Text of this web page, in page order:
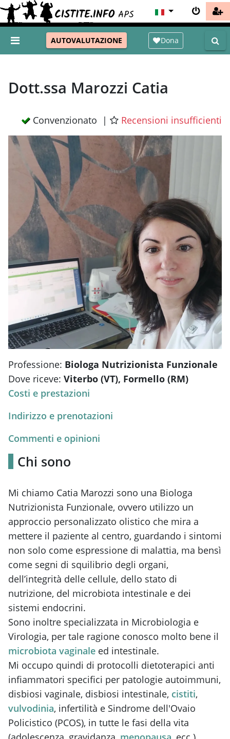
AUTOVALUTAZIONE Dona
Dott.ssa Marozzi Catia
Convenzionato | Recensioni insufficienti
Professione: Biologa Nutrizionista Funzionale
Dove riceve: Viterbo (VT), Formello (RM)
Costi e prestazioni
Indirizzo e prenotazioni
Commenti e opinioni
Chi sono
Mi chiamo Catia Marozzi sono una Biologa
Nutrizionista Funzionale, ovvero utilizzo un
approccio personalizzato olistico che mira a
mettere il paziente al centro, guardando i sintomi
non solo come espressione di malattia, ma bensì
come segni di squilibrio degli organi,
dell’integrità delle cellule, dello stato di
nutrizione, del microbiota intestinale e dei
sistemi endocrini.
Sono inoltre specializzata in Microbiologia e
Virologia, per tale ragione conosco molto bene il
microbiota vaginale ed intestinale.
Mi occupo quindi di protocolli dietoterapici anti
infiammatori specifici per patologie autoimmuni,
disbiosi vaginale, disbiosi intestinale, cistiti,
vulvodinia, infertilità e Sindrome dell'Ovaio
Policistico (PCOS), in tutte le fasi della vita